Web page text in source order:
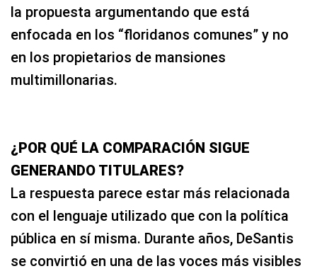
la propuesta argumentando que está
enfocada en los “floridanos comunes” y no
en los propietarios de mansiones
multimillonarias.
¿POR QUÉ LA COMPARACIÓN SIGUE
GENERANDO TITULARES?
La respuesta parece estar más relacionada
con el lenguaje utilizado que con la política
pública en sí misma. Durante años, DeSantis
se convirtió en una de las voces más visibles